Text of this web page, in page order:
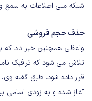
شبکه ملی اطلاعات به سمع
حذف حجم فروشی
واعظی همچنین خبر داد
تلاش می شود که ترافیک
قرار داده شود. طبق گفته
آغاز شده و به زودی اسامی